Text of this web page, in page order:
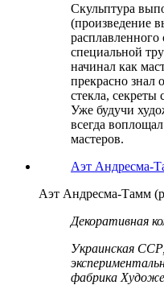
Скульптура
(произведение
специальной
начинал как
прекрасно знал
стекла, секреты
Уже будучи
всегда
мастеров.
Аэт Андресма-
Аэт Андресма-Тамм
Декоративная
Украинская
фабрика